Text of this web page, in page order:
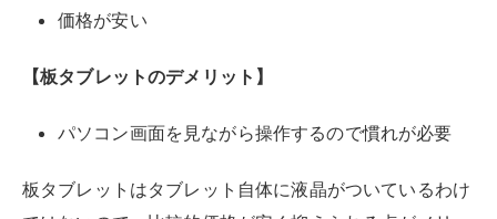
省スペースでも利用できるのが利点。
一方で、パソコン画面を見ながら操作をするという、普
慣れが必要です。
ただし、液晶に直接書き込むタイプは手元が隠れるデメ